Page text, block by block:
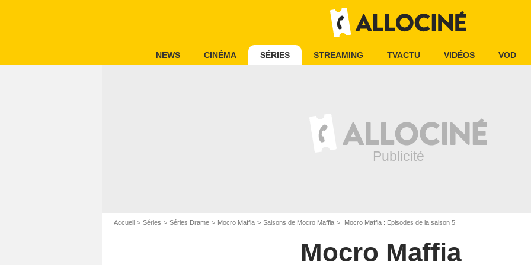
NEWS CINÉMA SÉRIES STREAMING TVACTU VIDÉOS VOD
Accueil Séries Séries Drame Mocro Maffia Saisons de Mocro Maffia Mocro Maffia : Episodes de la saison 5
Mocro Maffia